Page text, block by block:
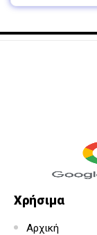
Χρήσιμα
Αρχική